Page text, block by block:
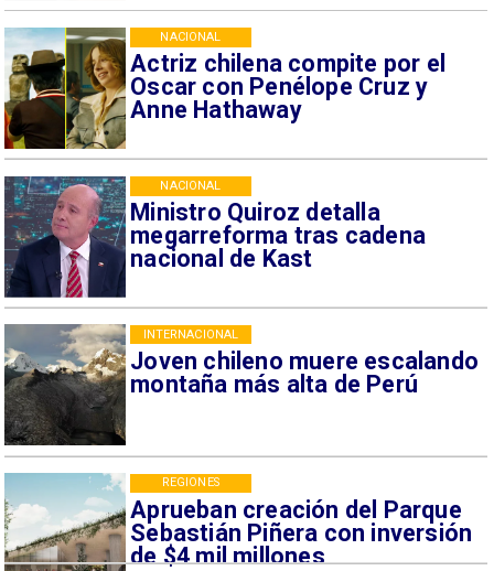
Actriz chilena compite por el
Oscar con Penélope Cruz y
Anne Hathaway
NACIONAL
Ministro Quiroz detalla
megarreforma tras cadena
nacional de Kast
NACIONAL
Joven chileno muere escalando
montaña más alta de Perú
INTERNACIONAL
Aprueban creación del Parque
Sebastián Piñera con inversión
de $4 mil millones
REGIONES